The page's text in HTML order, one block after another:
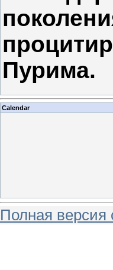
Пурима.
Calendar
Полная версия